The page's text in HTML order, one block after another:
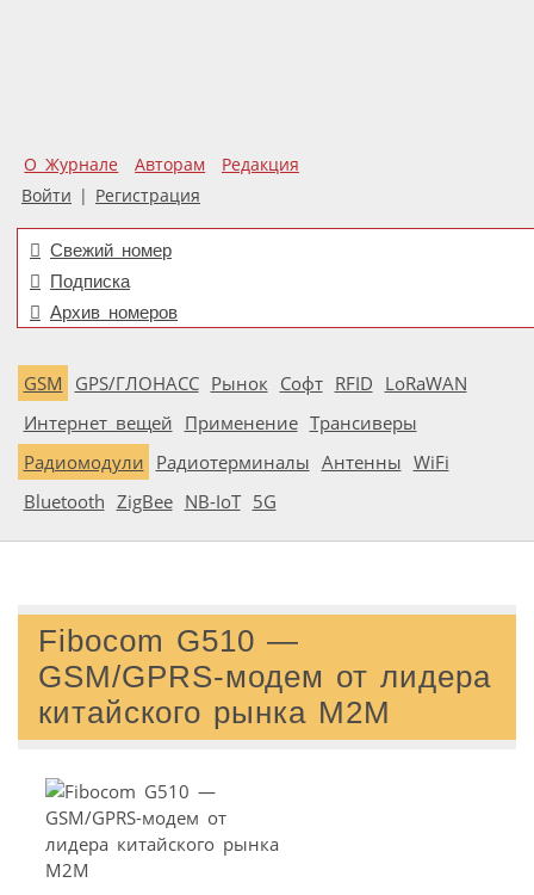
О Журнале Авторам
Редакция
Войти | Регистрация
Свежий номер
Подписка
Архив номеров
GSM GPS/ГЛОНАСС Рынок Софт RFID LoRaWAN
Интернет вещей Применение Трансиверы
Радиомодули Радиотерминалы Антенны WiFi
Bluetooth ZigBee NB-IoT 5G
Fibocom G510 —
GSM/GPRS-модем от лидера
китайского рынка M2M